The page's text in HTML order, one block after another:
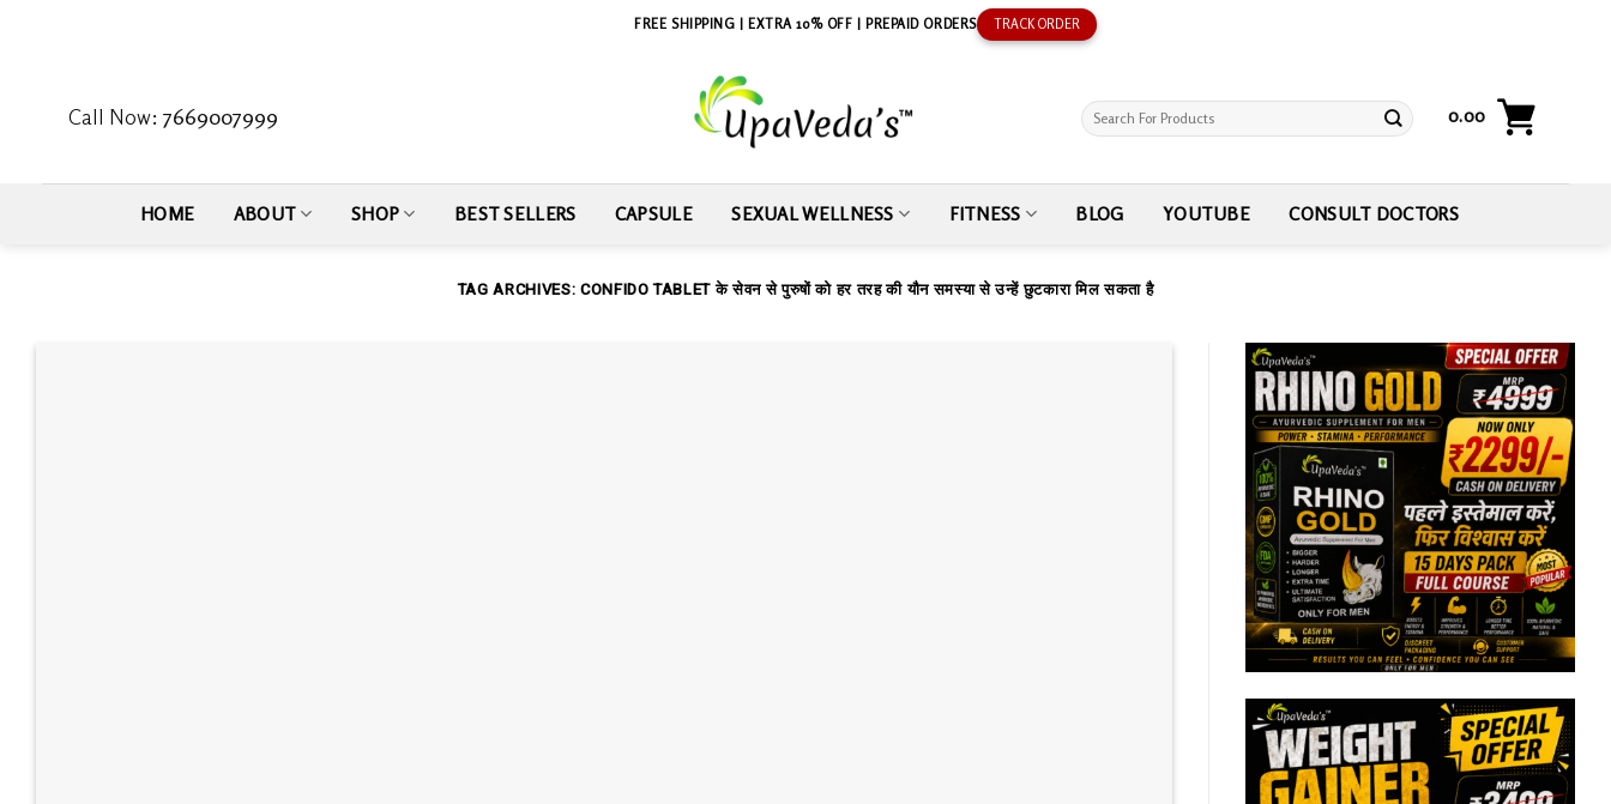
FREE SHIPPING | EXTRA 10% OFF | PREPAID ORDERS TRACK ORDER
Call Now:7669007999
Search
0.00
HOME ABOUT SHOP BEST SELLERS CAPSULE SEXUAL WELLNESS FITNESS BLOG YOUTUBE CONSULT DOCTORS
TAG ARCHIVES: CONFIDO TABLET के सेवन से पुरुषों को हर तरह की यौन समस्या से उन्हें छुटकारा मिल सकता है